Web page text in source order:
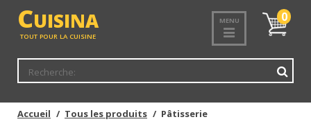
CUISINA
TOUT POUR LA CUISINE
MENU
Mon
panier
0
Accueil Tous les produits Pâtisserie